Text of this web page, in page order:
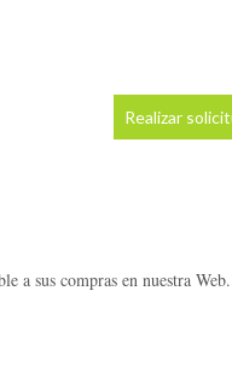
a sus compras en nuestra Web.